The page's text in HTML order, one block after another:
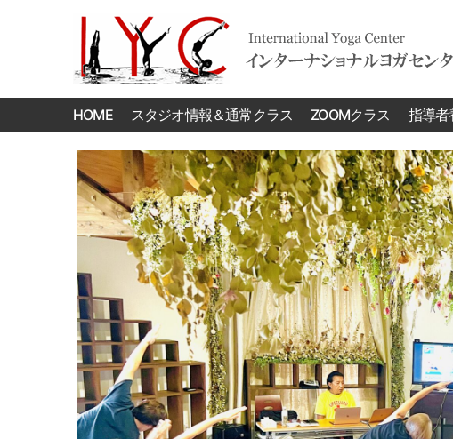
Yoga
Center
HOME スタジオ情報＆通常クラス ZOOMクラス 指導者